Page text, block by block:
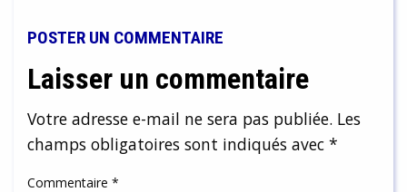
POSTER UN COMMENTAIRE
Laisser un commentaire
Votre adresse e-mail ne sera pas publiée. Les
champs obligatoires sont indiqués avec *
Commentaire *